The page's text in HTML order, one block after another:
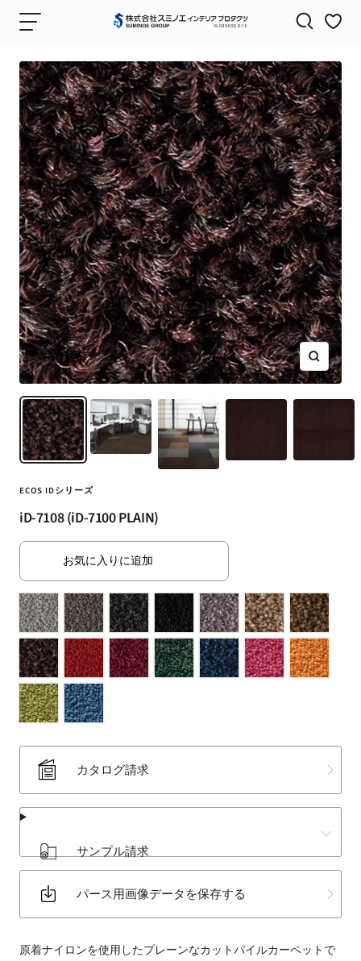
ナ
ゲ
ー
シ
ョ
ン
株
会
社
ス
ミ
ノ
エ
イ
ン
テ
リ
ア
プ
ロ
ダ
ク
ツ
（SUMINOE
Interior
Products
Co.,
カ
ー
テ
ン・
カ
ー
ペ
ッ
ト・
な
ど
フ
ァ
ブ
ク
ズ
ー
ム
ECOS IDシリーズ
iD-7108 (iD-7100 PLAIN)
カタログ請求
サンプル請求
パース用画像データを保存する
原着ナイロンを使用したプレーンなカットパイルカーペットで
お気に入りに追加